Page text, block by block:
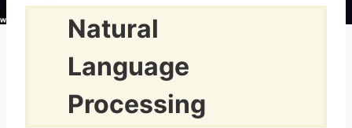
Natural
Language
Processing